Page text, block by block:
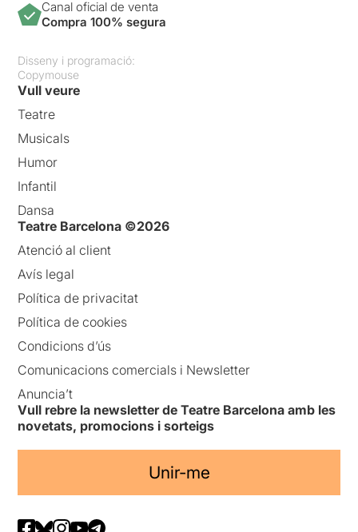
Canal oficial de venta
Compra 100% segura
Disseny i programació:
Copymouse
Vull veure
Teatre
Musicals
Humor
Infantil
Dansa
Teatre Barcelona ©2026
Atenció al client
Avís legal
Política de privacitat
Política de cookies
Condicions d’ús
Comunicacions comercials i Newsletter
Anuncia’t
Vull rebre la newsletter de Teatre Barcelona amb les
novetats, promocions i sorteigs
Unir-me